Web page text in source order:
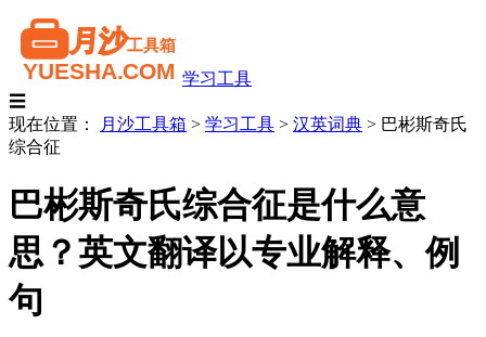
学习工具
☰
现在位置：
月沙工具箱 > 学习工具 > 汉英词典 > 巴彬斯奇氏
综合征
巴彬斯奇氏综合征是什么意
思？英文翻译以专业解释、例
句